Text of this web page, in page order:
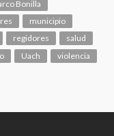
Bonilla
municipio
regidores
salud
Uach violencia